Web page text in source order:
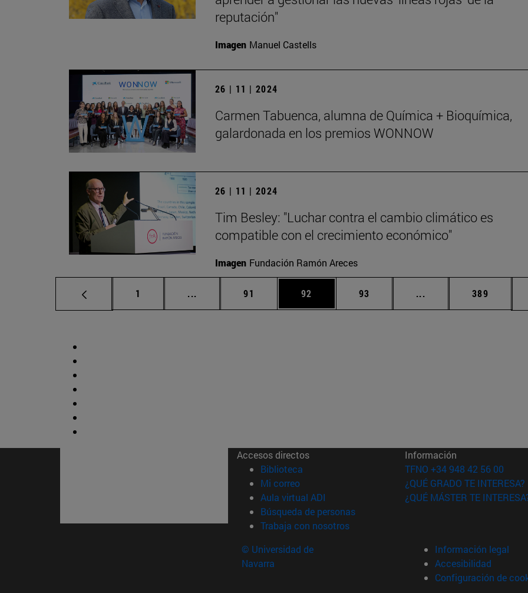
reputación"
Imagen Manuel Castells
26 | 11 | 2024
Carmen Tabuenca, alumna de Química + Bioquímica,
galardonada en los premios WONNOW
26 | 11 | 2024
Tim Besley: "Luchar contra el cambio climático es
compatible con el crecimiento económico"
Imagen Fundación Ramón Areces
Página
1 ... Páginas intermedias Use TAB para desplazarse.
Página
91 Página
92 Página
93 ... Páginas intermedias
Página
389
Accesos directos
Biblioteca (abre en nueva ventana)
Mi correo(abre en nueva ventana)
Aula virtual ADI (abre en nueva ventana)
Búsqueda de personas(abre en nueva ventana)
Trabaja con nosotros(abre en nueva ventana)
Información
TFNO +34 948 42 56 00
¿QUÉ GRADO TE INTERESA?
¿QUÉ MÁSTER TE
© Universidad de
Navarra
Información legal
Accesibilidad
Configuración de